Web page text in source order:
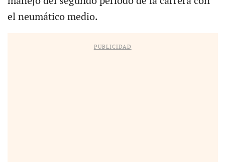
el neumático medio.
PUBLICIDAD